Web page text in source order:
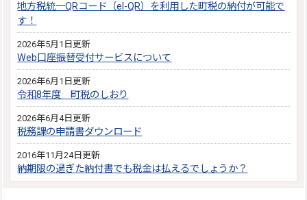
地方税統一QRコード（el-QR）を利用した町税の納付が可能で
す！
2026年5月1日更新
Web口座振替受付サービスについて
2026年6月1日更新
令和8年度 町税のしおり
2026年6月4日更新
税務課の申請書ダウンロード
2016年11月24日更新
納期限の過ぎた納付書でも税金は払えるでしょうか？